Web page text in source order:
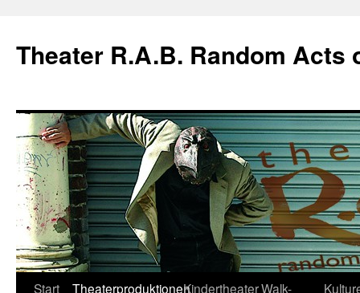
Theater R.A.B. Random Acts
Zum
Start TheaterproduktionenKindertheaterWalk-